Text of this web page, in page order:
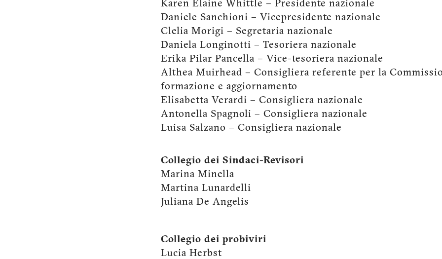
Karen Elaine Whittle – Presidente nazionale
Daniele Sanchioni – Vicepresidente nazionale
Clelia Morigi – Segretaria nazionale
Daniela Longinotti – Tesoriera nazionale
Erika Pilar Pancella – Vice-tesoriera nazionale
Althea Muirhead – Consigliera referente per la
formazione e aggiornamento
Elisabetta Verardi – Consigliera nazionale
Antonella Spagnoli – Consigliera nazionale
Luisa Salzano – Consigliera nazionale
Collegio dei Sindaci-Revisori
Marina Minella
Martina Lunardelli
Juliana De Angelis
Collegio dei probiviri
Lucia Herbst